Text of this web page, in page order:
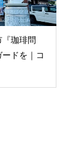
珈琲問
ドを｜コ